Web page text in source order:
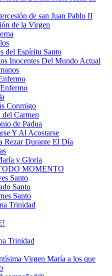
de san Juan Pablo II
de la Virgen
del Espíritu Santo
Inocentes Del Mundo Actual
Conmigo
Carmen
de Padua
Y Al Acostarse
Rezar Durante El Día
y Gloria
MOMENTO
Santo
Santo
Santo
Trinidad
Trinidad
Virgen María a los que